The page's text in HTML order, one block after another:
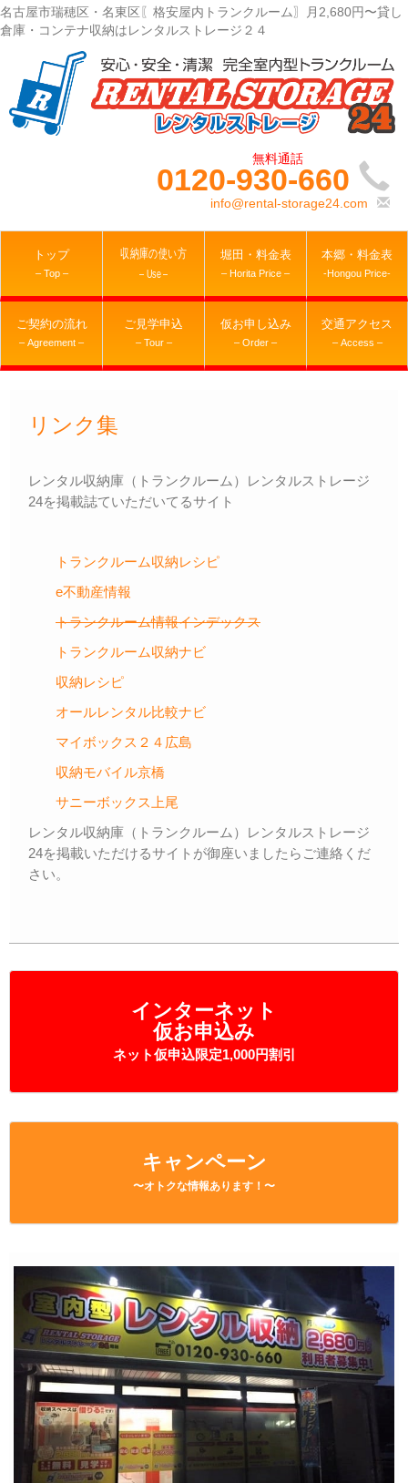
名古屋市瑞穂区・名東区〖格安屋内トランクルーム〗月2,680円〜貸し
倉庫・コンテナ収納はレンタルストレージ２４
0120-930-660
info@rental-storage24.com
トップ
– Top –
収納庫の使い方
– Use –
堀田・料金表
– Horita Price –
本郷・料金表
-Hongou Price-
ご契約の流れ
– Agreement –
ご見学申込
– Tour –
仮お申し込み
– Order –
交通アクセス
– Access –
インターネット
仮お申込み
ネット仮申込限定1,000円割引
キャンペーン
〜オトクな情報あります！〜
リンク集
レンタル収納庫（トランクルーム）レンタルストレージ
24を掲載誌ていただいてるサイト
トランクルーム収納レシピ
e不動産情報
トランクルーム情報インデックス
トランクルーム収納ナビ
収納レシピ
オールレンタル比較ナビ
マイボックス２４広島
収納モバイル京橋
サニーボックス上尾
レンタル収納庫（トランクルーム）レンタルストレージ
24を掲載いただけるサイトが御座いましたらご連絡くだ
さい。